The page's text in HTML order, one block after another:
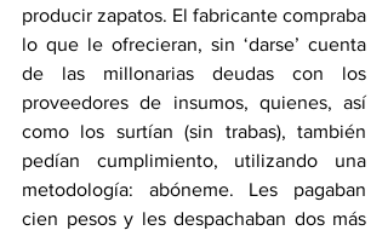
producir zapatos. El fabricante compraba
lo que le ofrecieran, sin ‘darse’ cuenta
de las millonarias deudas con los
proveedores de insumos, quienes, así
como los surtían (sin trabas), también
pedían cumplimiento, utilizando una
metodología: abóneme. Les pagaban
cien pesos y les despachaban dos más